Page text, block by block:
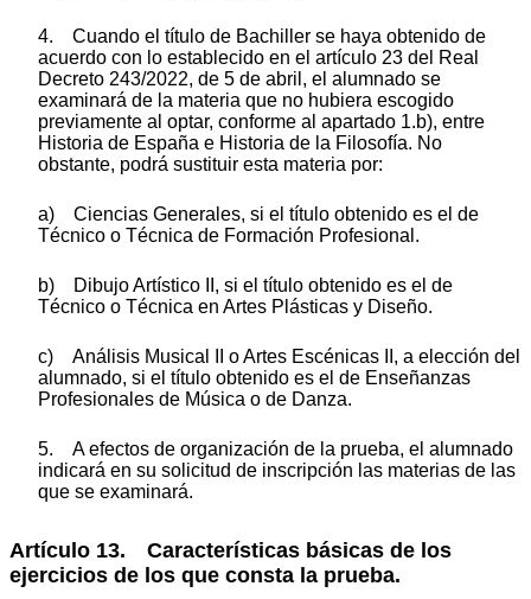
4. Cuando el título de Bachiller se haya obtenido de
acuerdo con lo establecido en el artículo 23 del Real
Decreto 243/2022, de 5 de abril, el alumnado se
examinará de la materia que no hubiera escogido
previamente al optar, conforme al apartado 1.b), entre
Historia de España e Historia de la Filosofía. No
obstante, podrá sustituir esta materia por:
a) Ciencias Generales, si el título obtenido es el de
Técnico o Técnica de Formación Profesional.
b) Dibujo Artístico II, si el título obtenido es el de
Técnico o Técnica en Artes Plásticas y Diseño.
c) Análisis Musical II o Artes Escénicas II, a elección del
alumnado, si el título obtenido es el de Enseñanzas
Profesionales de Música o de Danza.
5. A efectos de organización de la prueba, el alumnado
indicará en su solicitud de inscripción las materias de las
que se examinará.
Artículo 13. Características básicas de los
ejercicios de los que consta la prueba.